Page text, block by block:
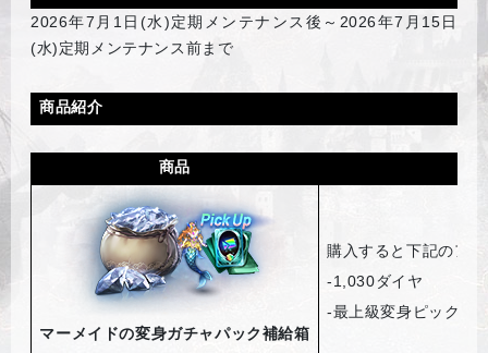
2026年7月1日(水)定期メンテナンス後～2026年7月15日
(水)定期メンテナンス前まで
商品紹介
商品
マーメイドの変身ガチャパック補給箱
購入すると下記のア
-1,030ダイヤ
-最上級変身ピックア